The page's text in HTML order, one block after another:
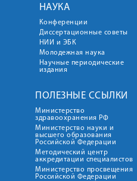
НАУКА
Конференции
Диссертационные советы
НИИ и ЭБК
Молодежная наука
Научные периодические
издания
ПОЛЕЗНЫЕ ССЫЛКИ
Министерство
здравоохранения РФ
Министерство науки и
высшего образования
Российской Федерации
Методический центр
аккредитации специалистов
Министерство просвещения
Российской Федерации